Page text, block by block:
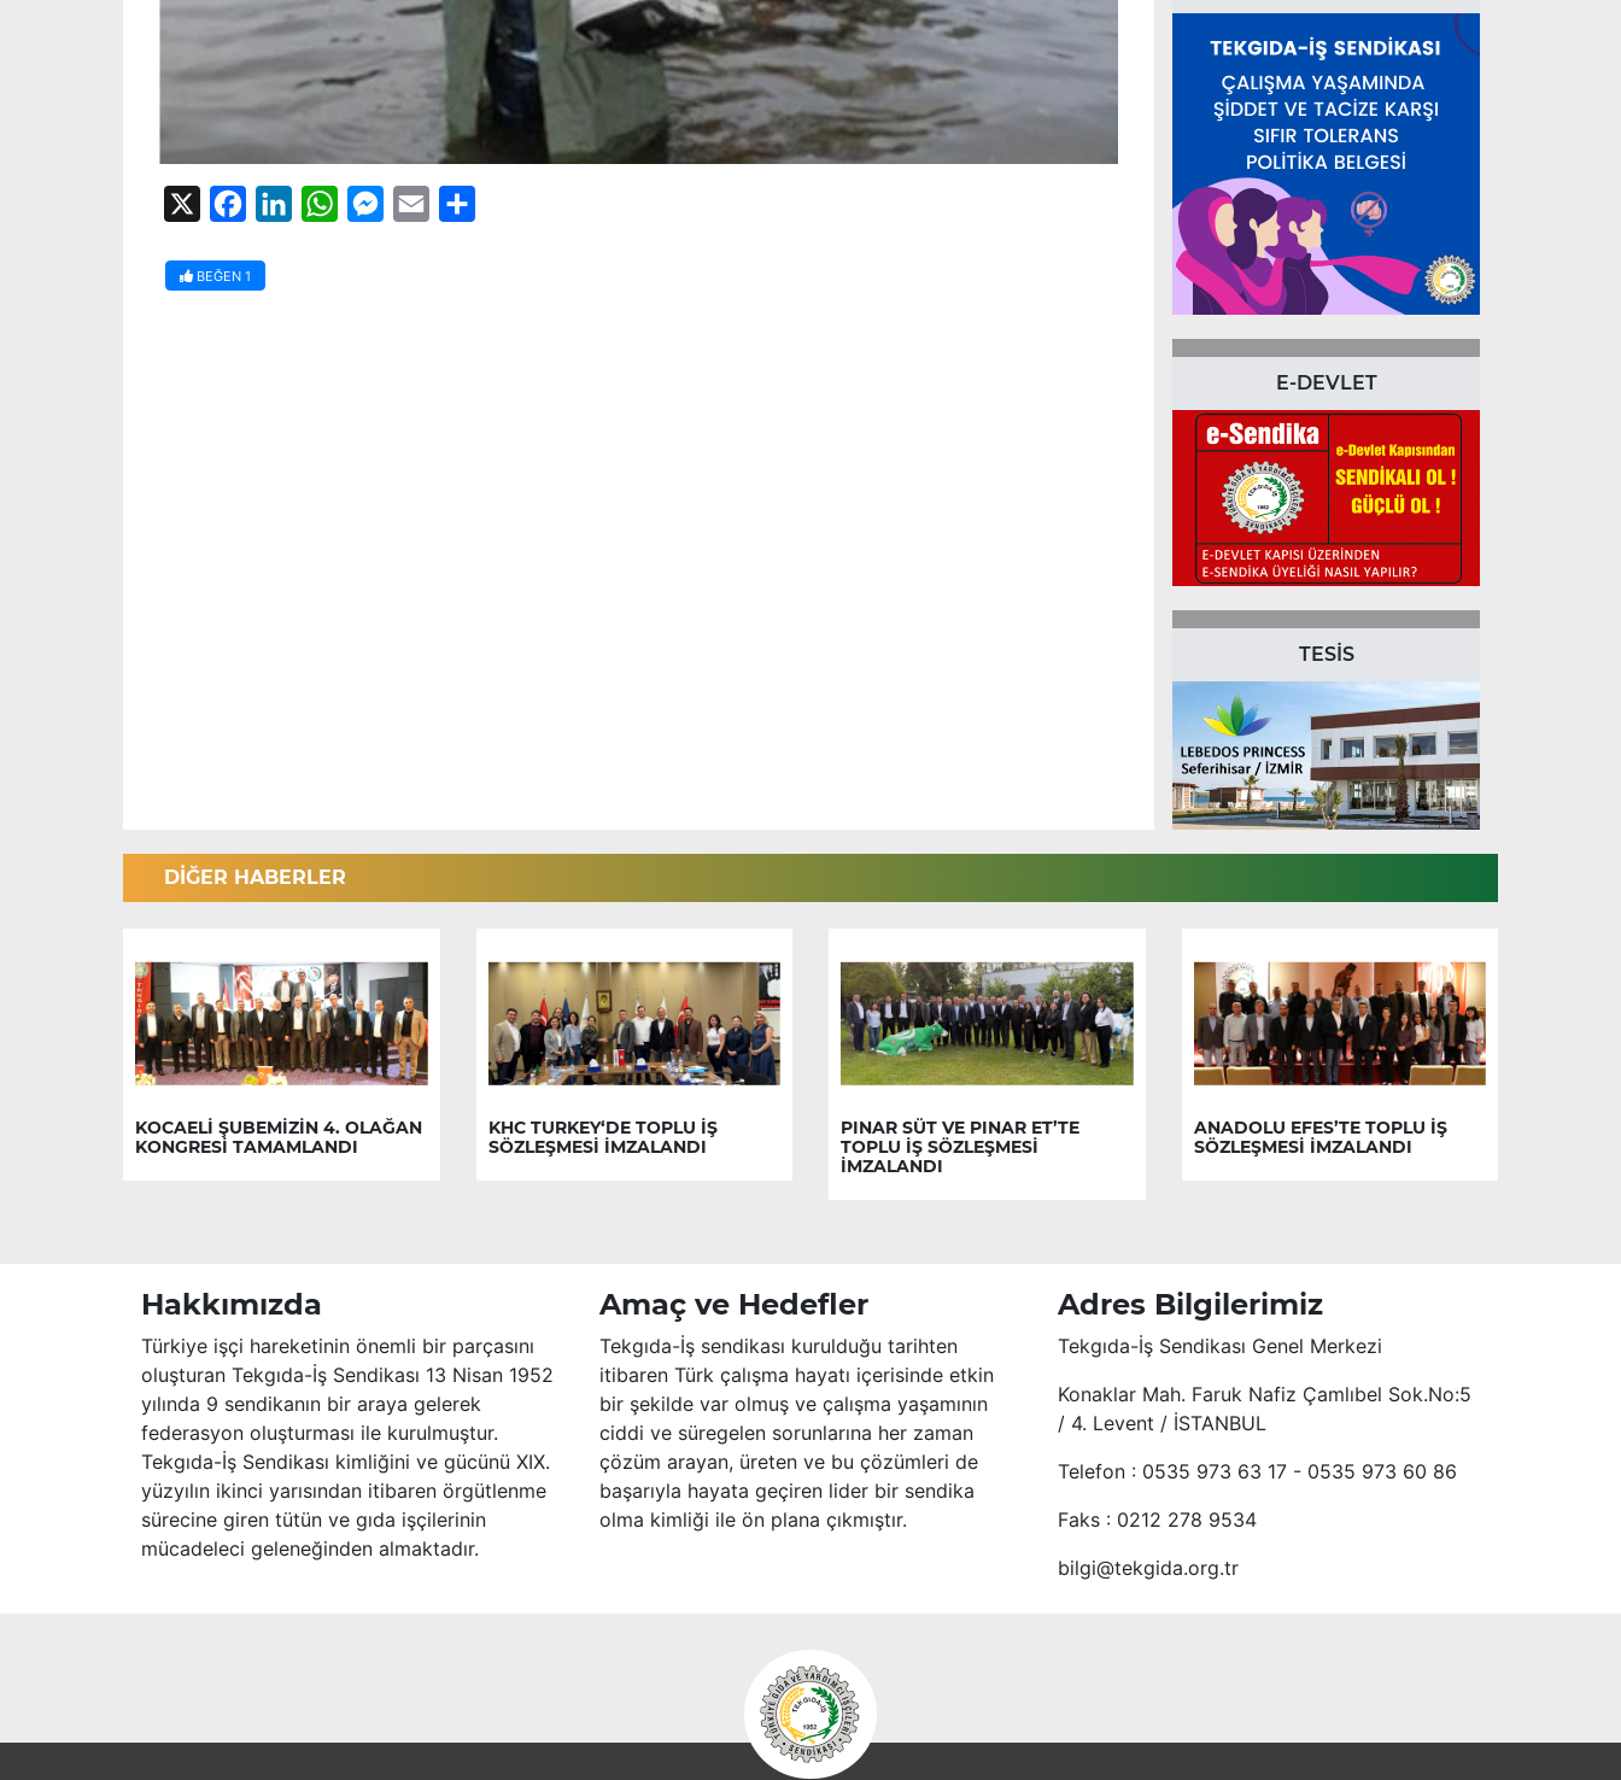
FacebookLinkedInWhatsAppMessenger
Email
BEĞEN 1
E-DEVLET
TESİS
DİĞER HABERLER
KOCAELİ ŞUBEMİZİN 4. OLAĞAN
KONGRESİ TAMAMLANDI
KHC TURKEY‘DE TOPLU İŞ
SÖZLEŞMESİ İMZALANDI
PINAR SÜT VE PINAR ET’TE
TOPLU İŞ SÖZLEŞMESİ
İMZALANDI
ANADOLU EFES’TE TOPLU İŞ
SÖZLEŞMESİ İMZALANDI
Hakkımızda
Türkiye işçi hareketinin önemli bir parçasını
oluşturan Tekgıda-İş Sendikası 13 Nisan 1952
yılında 9 sendikanın bir araya gelerek
federasyon oluşturması ile kurulmuştur.
Tekgıda-İş Sendikası kimliğini ve gücünü XIX.
yüzyılın ikinci yarısından itibaren örgütlenme
sürecine giren tütün ve gıda işçilerinin
mücadeleci geleneğinden almaktadır.
Amaç ve Hedefler
Tekgıda-İş sendikası kurulduğu tarihten
itibaren Türk çalışma hayatı içerisinde etkin
bir şekilde var olmuş ve çalışma yaşamının
ciddi ve süregelen sorunlarına her zaman
çözüm arayan, üreten ve bu çözümleri de
başarıyla hayata geçiren lider bir sendika
olma kimliği ile ön plana çıkmıştır.
Adres Bilgilerimiz
Tekgıda-İş Sendikası Genel Merkezi
Konaklar Mah. Faruk Nafiz Çamlıbel Sok.No:5
/ 4. Levent / İSTANBUL
Telefon : 0535 973 63 17 - 0535 973 60 86
Faks : 0212 278 9534
bilgi@tekgida.org.tr